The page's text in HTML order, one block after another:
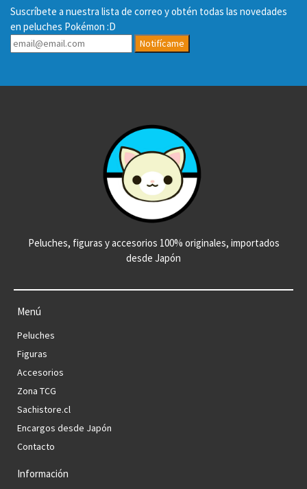
Suscríbete a nuestra lista de correo y obtén todas las novedades
en peluches Pokémon :D
Notifícame
Peluches, figuras y accesorios 100% originales, importados
desde Japón
Menú
Peluches
Figuras
Accesorios
Zona TCG
Sachistore.cl
Encargos desde Japón
Contacto
Información